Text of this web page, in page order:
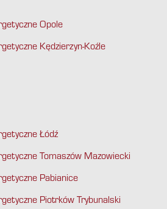
Opole
Kędzierzyn-Koźle
Łódź
Tomaszów Mazowiecki
Pabianice
Piotrków Trybunalski